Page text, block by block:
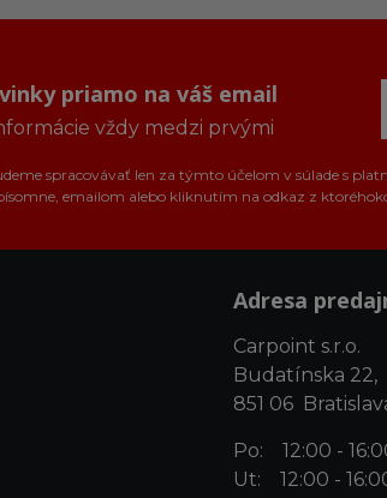
priamo na váš email
vždy medzi prvými
spracovávať len za týmto účelom v súlade s
emailom alebo kliknutím na odkaz z
Adresa
Carpoint s.r.o.
Budatínska 22,
851 06
Po: 12:00 -
Ut: 12:00 -